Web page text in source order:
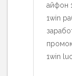
айфон
1win
1win